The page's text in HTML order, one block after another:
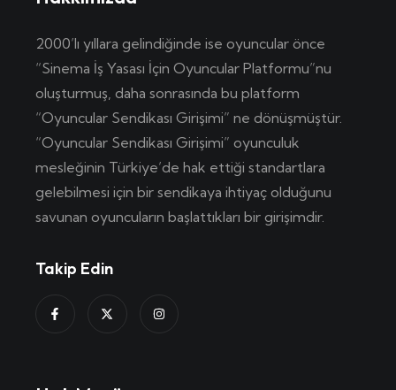
2000’lı yıllara gelindiğinde ise oyuncular önce
“Sinema İş Yasası İçin Oyuncular Platformu”nu
oluşturmuş, daha sonrasında bu platform
“Oyuncular Sendikası Girişimi” ne dönüşmüştür.
“Oyuncular Sendikası Girişimi” oyunculuk
mesleğinin Türkiye’de hak ettiği standartlara
gelebilmesi için bir sendikaya ihtiyaç olduğunu
savunan oyuncuların başlattıkları bir girişimdir.
Takip Edin